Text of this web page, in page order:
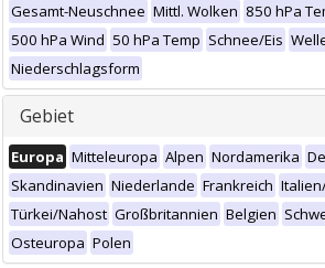
Gesamt-Neuschnee Mittl. Wolken 850 hPa
500 hPa Wind 50 hPa Temp Schnee/Eis
Niederschlagsform
Gebiet
Europa Mitteleuropa Alpen Nordamerika
Skandinavien Niederlande Frankreich
Türkei/Nahost Großbritannien Belgien
Osteuropa Polen